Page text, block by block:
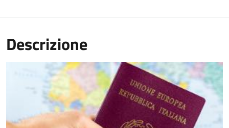
Descrizione